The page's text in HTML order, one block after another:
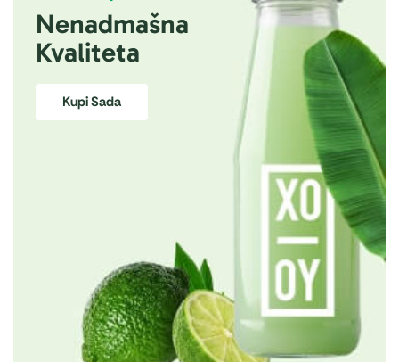
Nenadmašna
Kvaliteta
Kupi Sada